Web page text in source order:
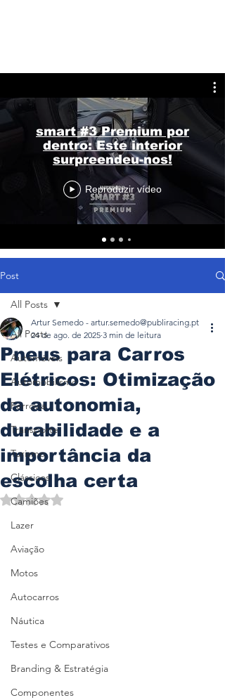
smart #3 Premium por
dentro: Este interior
surpreendeu-nos!
Reproduzir vídeo
Post
All Posts
Automóveis
Automobilismo
Ferrovia
Transporte
Turismo
Clássicos
Camiões
Lazer
Aviação
Motos
Autocarros
Náutica
Testes e Comparativos
Branding & Estratégia
Componentes
All Posts
Pneus para Carros
Elétricos: Otimização
da autonomia,
durabilidade e a
importância da
escolha certa
Artur Semedo - artur.semedo@publiracing.pt
24 de ago. de 2025 3 min de leitura
Avaliado com NaN de 5 estrelas.